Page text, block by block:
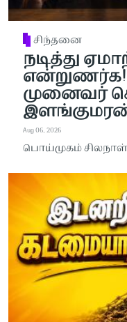
சிந்தனை
நடித்து
முனைவர்
இளங்குமரன் |
Aug 06, 2026
பொய்முகம்